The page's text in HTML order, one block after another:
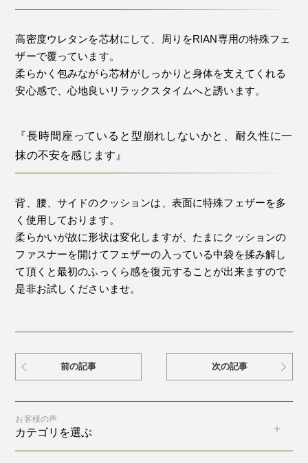
高密度ウレタンを芯材にして、周りをRIAN専用の特殊フェ
ザーで覆っています。
柔らかく包みながら芯材がしっかりと身体を支えてくれる
安心感で、心地良いリラックスタイムへと誘います。
『長時間座っていると型崩れしないかと、耐久性に一
抹の不安を感じます』
背、腰、サイドのクッションは、表面に特殊フェザーを多
く使用しております。
柔らかいが故に形状は変化しますが、たまにクッションの
ファスナーを開けてフェザーの入っている中袋を揉み解し
て頂くと最初のふっくら感を復元することが出来ますので
是非お試しくださいませ。
前の記事 次の記事
お客様の声
カテゴリを選ぶ